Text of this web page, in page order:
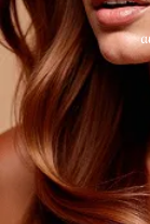
 Adresse email
 Recopier le
Rafraîchir le captcha